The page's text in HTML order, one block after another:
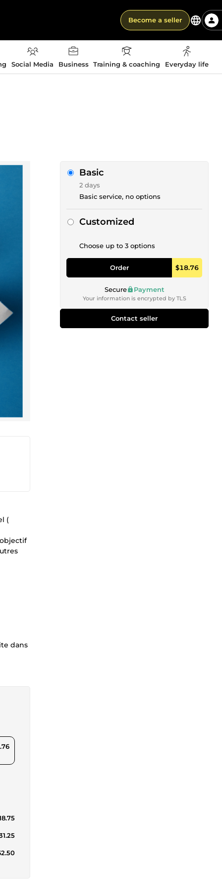
Become a seller
Social Media Business Training & coaching Everyday life
(
dans
Basic
2 days
Basic service, no options
Customized
Choose up to 3 options
Order $18.76
Secure Payment
Your information is encrypted by TLS
Contact seller